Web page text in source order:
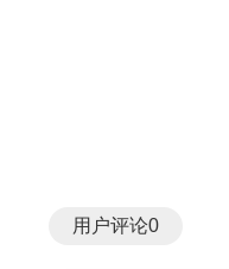
用户评论0